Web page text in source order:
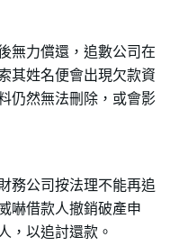
無力償還，追數公司在
其姓名便會出現欠款資
仍然無法刪除，或會影
務公司按法理不能再追
嚇借款人撤銷破產申
，以追討還款。